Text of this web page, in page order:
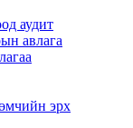
аудит
авлага
эрх